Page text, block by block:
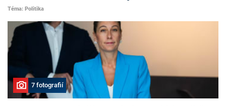
Téma: Politika
7 fotografií